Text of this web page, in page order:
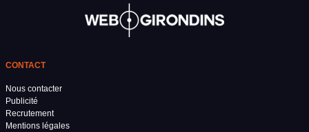
CONTACT
Nous contacter
Publicité
Recrutement
Mentions légales